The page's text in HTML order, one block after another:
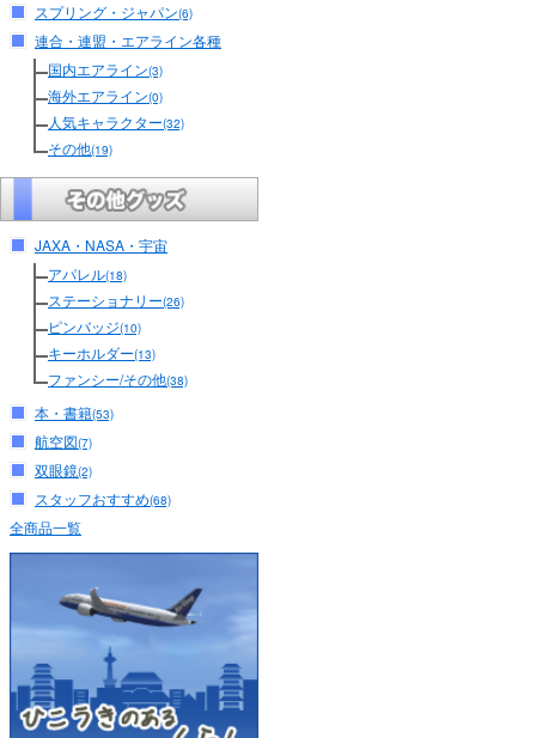
スプリング・ジャパン(6)
連合・連盟・エアライン各種
国内エアライン(3)
海外エアライン(0)
人気キャラクター(32)
その他(19)
JAXA・NASA・宇宙
アパレル(18)
ステーショナリー(26)
ピンバッジ(10)
キーホルダー(13)
ファンシー/その他(38)
本・書籍(53)
航空図(7)
双眼鏡(2)
スタッフおすすめ(68)
全商品一覧